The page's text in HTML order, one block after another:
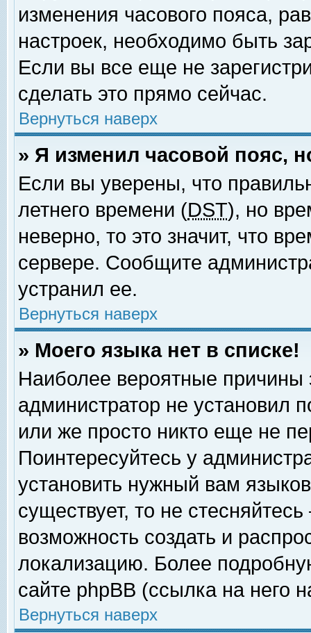
изменения часового пояса,
настроек, необходимо быть
Если вы все еще не
сделать это прямо сейчас.
Вернуться наверх
» Я изменил часовой пояс,
Если вы уверены, что
летнего времени (DST), но
неверно, то это значит, что
сервере. Сообщите
устранил ее.
Вернуться наверх
» Моего языка нет в списке!
Наиболее вероятные причины
администратор не установил
или же просто никто еще не
Поинтересуйтесь у
установить нужный вам
существует, то не
возможность создать и
локализацию. Более
сайте phpBB (ссылка на него
Вернуться наверх